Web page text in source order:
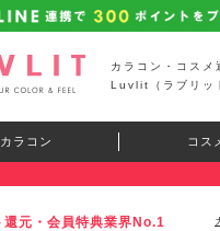
カラコン・コスメ
Luvlit（ラブリッ
カラコン コス
還元・会員特典業界No.1